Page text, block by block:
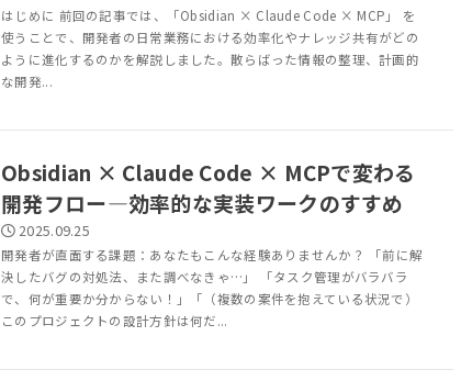
はじめに 前回の記事では、「Obsidian × Claude Code × MCP」 を
使うことで、開発者の日常業務における効率化やナレッジ共有がどの
ように進化するのかを解説しました。散らばった情報の整理、計画的
な開発...
Obsidian × Claude Code × MCPで変わる
開発フロー―効率的な実装ワークのすすめ
2025.09.25
開発者が直面する課題：あなたもこんな経験ありませんか？ 「前に解
決したバグの対処法、また調べなきゃ…」 「タスク管理がバラバラ
で、何が重要か分からない！」「（複数の案件を抱えている状況で）
このプロジェクトの設計方針は何だ...